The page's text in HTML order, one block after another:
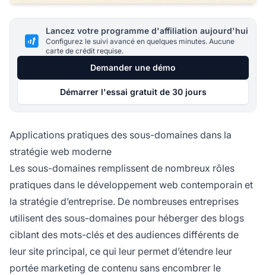
Lancez votre programme d'affiliation aujourd'hui
Configurez le suivi avancé en quelques minutes. Aucune
carte de crédit requise.
Demander une démo
Démarrer l'essai gratuit de 30 jours
Applications pratiques des sous-domaines dans la
stratégie web moderne
Les sous-domaines remplissent de nombreux rôles
pratiques dans le développement web contemporain et
la stratégie d’entreprise. De nombreuses entreprises
utilisent des sous-domaines pour héberger des blogs
ciblant des mots-clés et des audiences différents de
leur site principal, ce qui leur permet d’étendre leur
portée marketing de contenu sans encombrer le